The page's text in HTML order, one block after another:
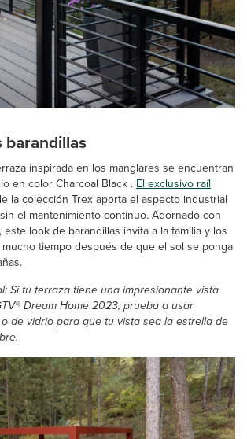
barandillas
inspirada en los manglares se encuentran
en color Charcoal Black . El exclusivo raíl
la colección Trex aporta el aspecto industrial
el mantenimiento continuo. Adornado con
, este look de barandillas invita a la familia y los
tiempo después de que el sol se ponga
Si tu terraza tiene una impresionante vista
Dream Home 2023, prueba a usar
de vidrio para que tu vista sea la estrella de